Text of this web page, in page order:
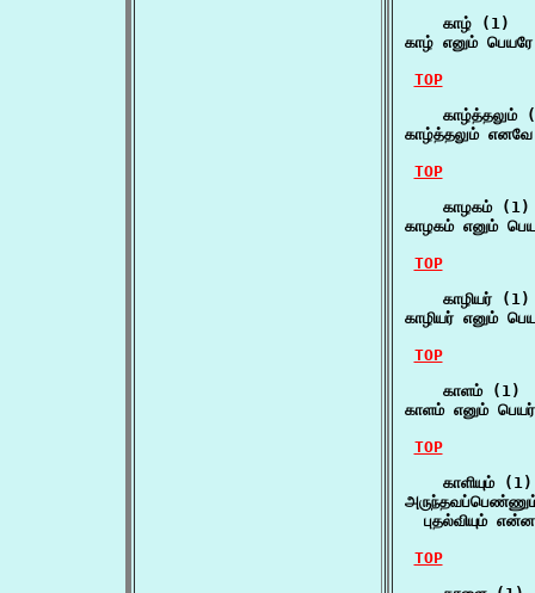
    காழ் (1)
காழ் எனும்
TOP
காழ்த்தலும்
காழ்த்தலும்
TOP
    காழகம் (1)
காழகம் எனும்
TOP
    காழியர் (1)
காழியர் எனும்
TOP
    காளம் (1)
காளம் எனும்
TOP
    காளியும் (1)
அருந்தவப்பெண்ணும்
புதல்வியும்
TOP